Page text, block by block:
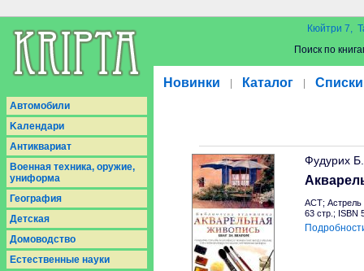
Кюйтри 7,
Поиск по
Новинки Каталог Списки
Aвтомобили
Kалендари
Антиквариат
Военная техника, оружие,
униформа
География
Детская
Домоводство
Естественные науки
Фудурих
АСТ; Астрель
63 стр.; ISBN